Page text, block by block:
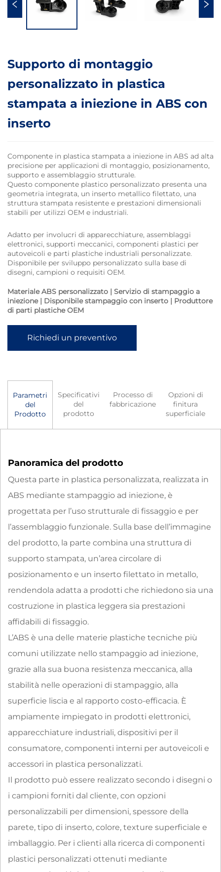
Supporto di montaggio
personalizzato in plastica
stampata a iniezione in ABS con
inserto
Componente in plastica stampata a iniezione in ABS ad alta
precisione per applicazioni di montaggio, posizionamento,
supporto e assemblaggio strutturale.
Questo componente plastico personalizzato presenta una
geometria integrata, un inserto metallico filettato, una
struttura stampata resistente e prestazioni dimensionali
stabili per utilizzi OEM e industriali.
Adatto per involucri di apparecchiature, assemblaggi
elettronici, supporti meccanici, componenti plastici per
autoveicoli e parti plastiche industriali personalizzate.
Disponibile per sviluppo personalizzato sulla base di
disegni, campioni o requisiti OEM.
Materiale ABS personalizzato | Servizio di stampaggio a
iniezione | Disponibile stampaggio con inserto | Produttore
di parti plastiche OEM
Richiedi un preventivo
Parametri
del
Prodotto
Specificativi
del
prodotto
Processo di
fabbricazione
Opzioni di
finitura
superficiale
Panoramica del prodotto
Questa parte in plastica personalizzata, realizzata in
ABS mediante stampaggio ad iniezione, è
progettata per l’uso strutturale di fissaggio e per
l’assemblaggio funzionale. Sulla base dell’immagine
del prodotto, la parte combina una struttura di
supporto stampata, un’area circolare di
posizionamento e un inserto filettato in metallo,
rendendola adatta a prodotti che richiedono sia una
costruzione in plastica leggera sia prestazioni
affidabili di fissaggio.
L’ABS è una delle materie plastiche tecniche più
comuni utilizzate nello stampaggio ad iniezione,
grazie alla sua buona resistenza meccanica, alla
stabilità nelle operazioni di stampaggio, alla
superficie liscia e al rapporto costo-efficacia. È
ampiamente impiegato in prodotti elettronici,
apparecchiature industriali, dispositivi per il
consumatore, componenti interni per autoveicoli e
accessori in plastica personalizzati.
Il prodotto può essere realizzato secondo i disegni o
i campioni forniti dal cliente, con opzioni
personalizzabili per dimensioni, spessore della
parete, tipo di inserto, colore, texture superficiale e
imballaggio. Per i clienti alla ricerca di componenti
plastici personalizzati ottenuti mediante